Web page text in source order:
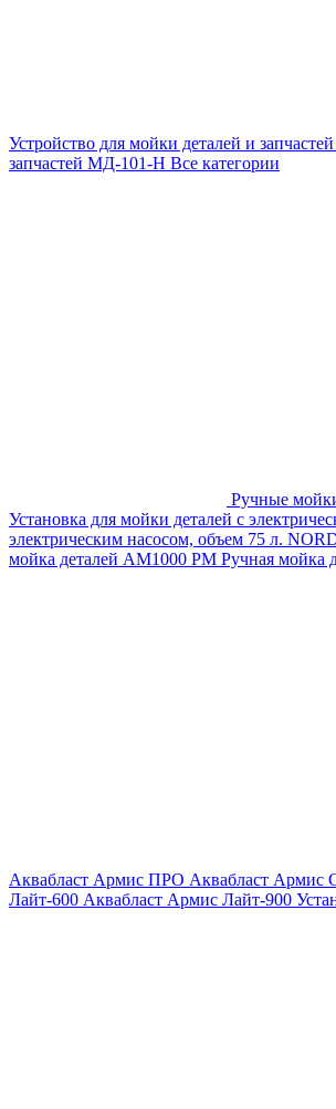
Устройство для мойки деталей и
запчастей МД-101-Н Все категории
Ручные
Установка для мойки деталей с
электрическим насосом, объем 75 л.
мойка деталей АМ1000 РМ Ручная мойка
Аквабласт Армис ПРО Аквабласт
Лайт-600 Аквабласт Армис Лайт-900